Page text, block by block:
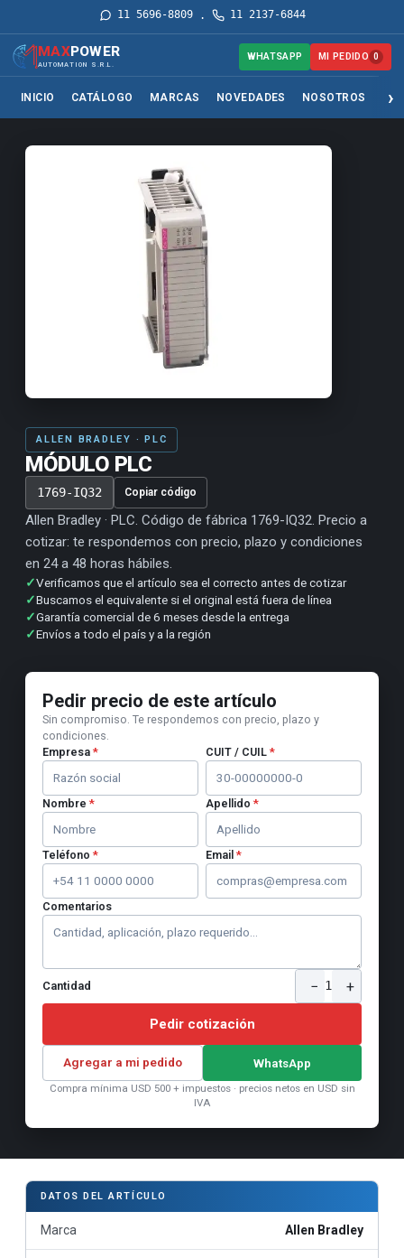
11 5696-8809· 11 2137-6844
MAXPOWER
AUTOMATION S.R.L.
INICIO CATÁLOGO MARCAS NOVEDADES NOSOTROS
WHATSAPP MI PEDIDO 0
ALLEN BRADLEY · PLC
MÓDULO PLC
1769-IQ32 Copiar código
Allen Bradley · PLC. Código de fábrica 1769-IQ32. Precio a
cotizar: te respondemos con precio, plazo y condiciones
en 24 a 48 horas hábiles.
✓Verificamos que el artículo sea el correcto antes de cotizar
✓Buscamos el equivalente si el original está fuera de línea
✓Garantía comercial de 6 meses desde la entrega
✓Envíos a todo el país y a la región
Pedir precio de este artículo
Sin compromiso. Te respondemos con precio, plazo y
condiciones.
Empresa * CUIT / CUIL *
Nombre * Apellido *
Teléfono * Email *
Comentarios
Cantidad − 1 +
Pedir cotización
Agregar a mi pedido WhatsApp
Compra mínima USD 500 + impuestos · precios netos en USD sin
IVA
DATOS DEL ARTÍCULO
Marca Allen Bradley